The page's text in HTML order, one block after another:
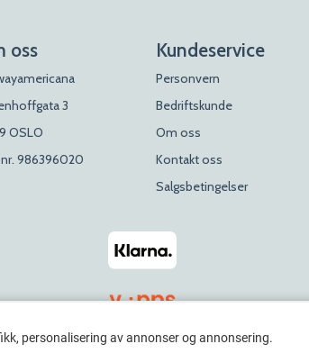
oss
3
OSLO
nr. 986396020
Kundeservice
Personvern
Bedriftskunde
Om oss
Kontakt oss
Salgsbetingelser
personalisering av annonser og annonsering.